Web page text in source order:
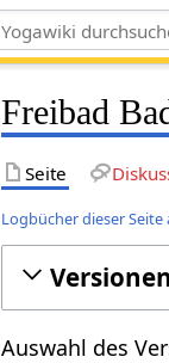
Freibad
Seite
Logbücher dieser Seite
Auswahl des